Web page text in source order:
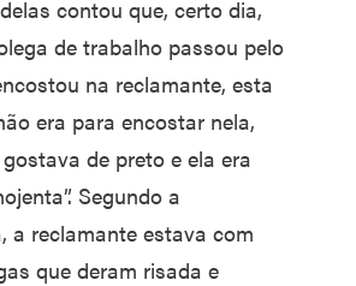
contou que, certo dia,
de trabalho passou pelo
na reclamante, esta
era para encostar nela,
de preto e ela era
Segundo a
a reclamante estava com
que deram risada e